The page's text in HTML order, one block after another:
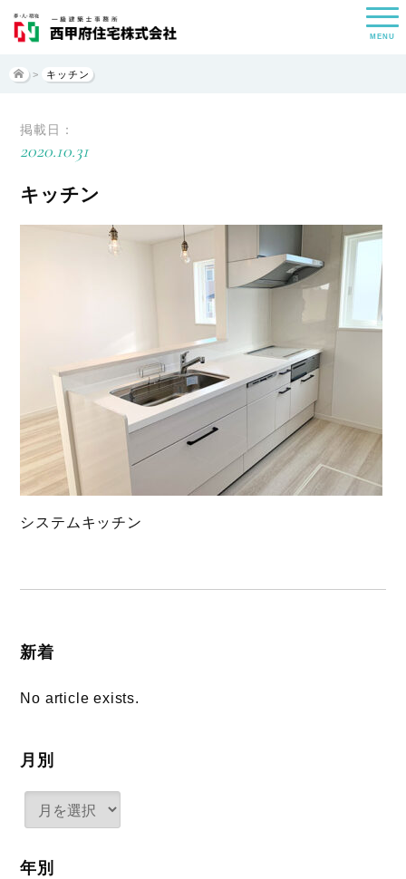
MENU
> キッチン
掲載日：
2020.10.31
キッチン
システムキッチン
新着
No article exists.
月別
年別